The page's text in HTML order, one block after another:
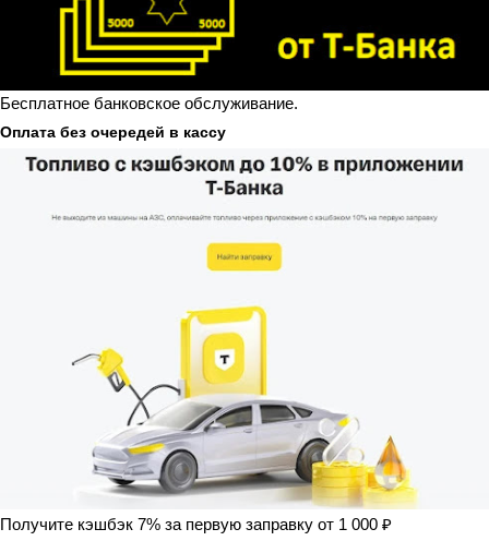
Бесплатное банковское обслуживание.
Оплата без очередей в кассу
Получите кэшбэк 7% за первую заправку от 1 000 ₽